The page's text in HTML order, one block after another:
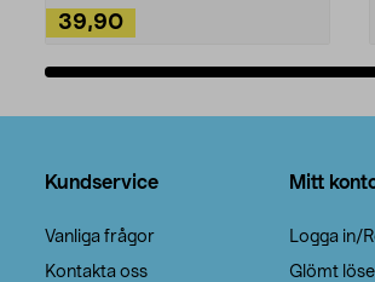
39,90
Kundservice
Vanliga frågor
Kontakta oss
Mitt
Logga in/
Glömt